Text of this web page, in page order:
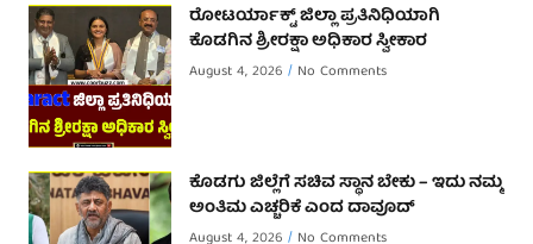
ರೋಟರ್ಯಾಕ್ಟ್ ಜಿಲ್ಲಾ ಪ್ರತಿನಿಧಿಯಾಗಿ
ಕೊಡಗಿನ ಶ್ರೀರಕ್ಷಾ ಅಧಿಕಾರ ಸ್ವೀಕಾರ
August 4, 2026 No Comments
ಕೊಡಗು ಜಿಲ್ಲೆಗೆ ಸಚಿವ ಸ್ಥಾನ ಬೇಕು – ಇದು ನಮ್ಮ
ಅಂತಿಮ ಎಚ್ಚರಿಕೆ ಎಂದ ದಾವೂದ್ ‌
August 4, 2026 No Comments